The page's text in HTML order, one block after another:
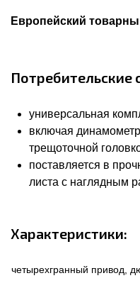
Европейский
Потребительские
универсальная
включая
трещоточной
поставляется в
листа с наглядным
Характеристики:
четырехгранный привод,